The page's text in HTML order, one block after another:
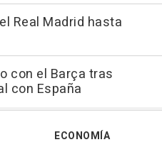
Real Madrid hasta
con el Barça tras
con España
ECONOMÍA